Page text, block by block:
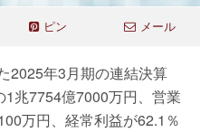
ピン メール
2025年3月期の連結決算
兆7754億7000万円、営業
万円、経常利益が62.1％